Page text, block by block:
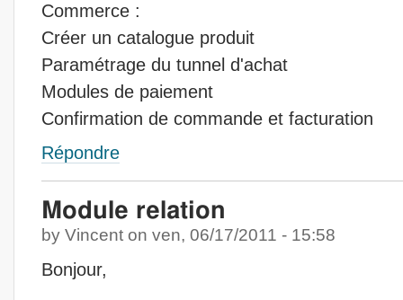
Commerce :
Créer un catalogue produit
Paramétrage du tunnel d'achat
Modules de paiement
Confirmation de commande et facturation
Répondre
Module relation
by Vincent on ven, 06/17/2011 - 15:58
Bonjour,